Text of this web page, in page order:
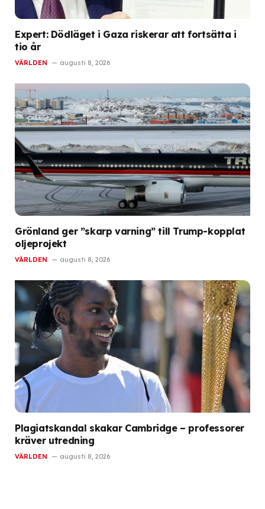
Expert: Dödläget i Gaza riskerar att fortsätta i
tio år
VÄRLDEN augusti 8, 2026
Grönland ger ”skarp varning” till Trump-kopplat
oljeprojekt
VÄRLDEN augusti 8, 2026
Plagiatskandal skakar Cambridge – professorer
kräver utredning
VÄRLDEN augusti 8, 2026